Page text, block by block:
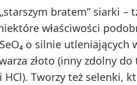
bratem” siarki –
właściwości
o silnie utleniających
złoto (inny zdolny do
Tworzy też selenki,